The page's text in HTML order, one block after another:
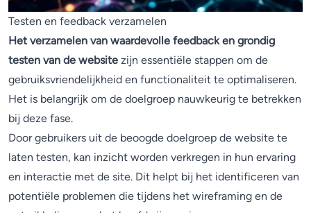
Testen en feedback verzamelen
Het verzamelen van waardevolle feedback en grondig
testen van de website zijn essentiële stappen om de
gebruiksvriendelijkheid en functionaliteit te optimaliseren.
Het is belangrijk om de doelgroep nauwkeurig te betrekken
bij deze fase.
Door gebruikers uit de beoogde doelgroep de website te
laten testen, kan inzicht worden verkregen in hun ervaring
en interactie met de site. Dit helpt bij het identificeren van
potentiële problemen die tijdens het wireframing en de